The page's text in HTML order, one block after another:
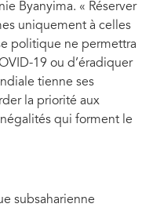
Byanyima. « Réserver
uniquement à celles
politique ne permettra
19 ou d’éradiquer
tienne ses
la priorité aux
qui forment le
subsaharienne